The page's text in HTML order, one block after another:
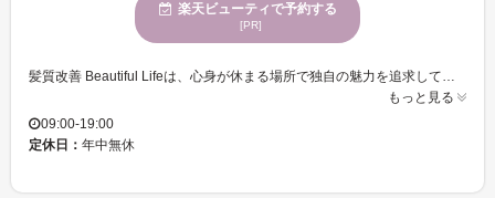
楽天ビューティで予約する
[PR]
髪質改善 Beautiful Lifeは、心身が休まる場所で独自の魅力を追求しています。幅広いお客様にご利用いただけることを大切にし、どなたでも心地よく過ごしていただけるよう多彩なサービスを提供しています。良心的な価格で、気軽にスタイルチェンジに挑戦できるのも魅力です。年齢を問わず、様々な方にご利用いただいております。お子様連れも大歓迎で、個室も用意しておりますので、プライバシーを重視したい方にもぴったり。駐車場完備でアクセスも簡単。髪質改善 Beautiful Lifeで新しい自分を見つけ、穏やかな時間をお過ごしください。
もっと見る
09:00-19:00
定休日： 年中無休